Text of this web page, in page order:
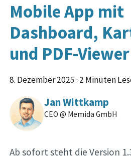
Mobile App mit
Dashboard,
und PDF-Viewer
8. Dezember 2025· 2 Minuten
Jan Wittkamp
CEO @ Memida GmbH
Ab sofort steht die Version